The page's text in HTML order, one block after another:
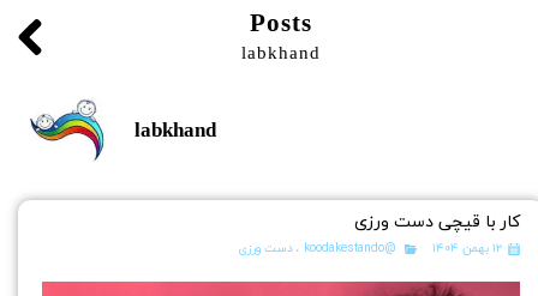
Posts
labkhand
labkhand
کار با قیچی دست ورزی
۱۲ بهمن ۱۴۰۴ @koodakestando ،دست ورزی